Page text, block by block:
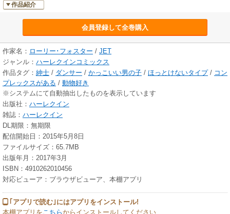
作品紹介
会員登録して全巻購入
作家名： ローリー･フォスター / JET
ジャンル： ハーレクインコミックス
作品タグ： 紳士 / ダンサー / かっこいい男の子 / ほっとけないタイプ/ コン
プレックスがある / 動物好き
※システムにて自動抽出したものを表示しています
出版社： ハーレクイン
雑誌： ハーレクイン
DL期限：無期限
配信開始日：2015年5月8日
ファイルサイズ：65.7MB
出版年月：2017年3月
ISBN：4910262010456
対応ビューア：ブラウザビューア、本棚アプリ
｢アプリで読む｣にはアプリをインストール!
本棚アプリをこちらからインストールしてください